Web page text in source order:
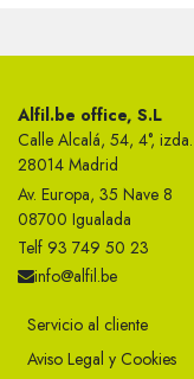
Alfil.be office, S.L
Calle Alcalá, 54, 4°, izda.
28014 Madrid
Av. Europa, 35 Nave 8
08700 Igualada
Telf 93 749 50 23
info@alfil.be
Servicio al cliente
Aviso Legal y Cookies